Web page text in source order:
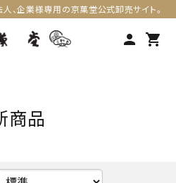
人、企業様専用の京菓堂公式卸売サイト。
person shopping_cart
商品